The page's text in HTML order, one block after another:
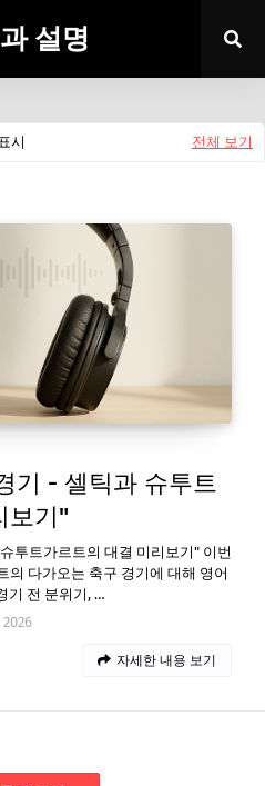
설명
시 전체 보기
기 - 셀틱과 슈투트
보기"
투트가르트의 대결 미리보기" 이번
의 다가오는 축구 경기에 대해 영어
기 전 분위기, …
2026
자세한 내용 보기